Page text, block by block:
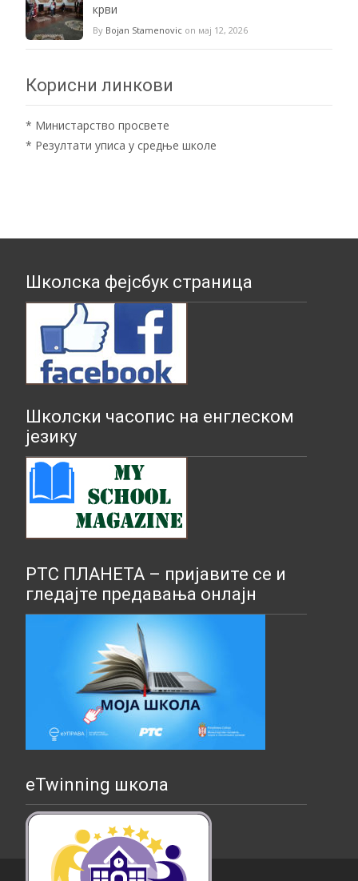
крви
By Bojan Stamenovic on мај 12, 2026
Корисни линкови
* Министарство просвете
* Резултати уписа у средње школе
Школска фејсбук страница
Школски часопис на енглеском
језику
РТС ПЛАНЕТА – пријавите се и
гледајте предавања онлајн
eTwinning школа